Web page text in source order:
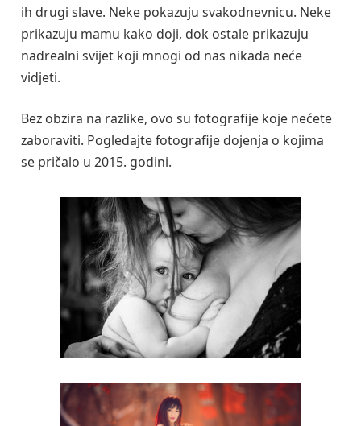
ih drugi slave. Neke pokazuju svakodnevnicu. Neke
prikazuju mamu kako doji, dok ostale prikazuju
nadrealni svijet koji mnogi od nas nikada neće
vidjeti.
Bez obzira na razlike, ovo su fotografije koje nećete
zaboraviti. Pogledajte fotografije dojenja o kojima
se pričalo u 2015. godini.